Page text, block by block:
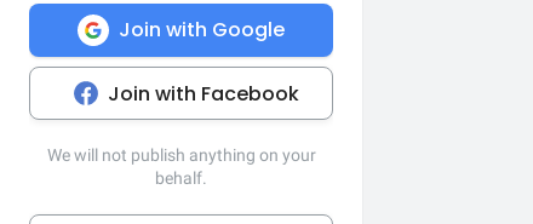
Join with Google
Join with Facebook
We will not publish anything on your
behalf.